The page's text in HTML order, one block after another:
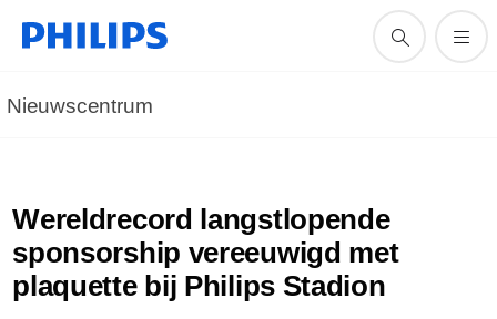
Nieuwscentrum
Wereldrecord langstlopende
sponsorship vereeuwigd met
plaquette bij Philips Stadion